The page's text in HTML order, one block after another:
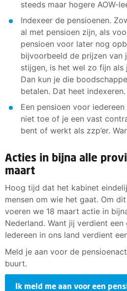
steeds maar hogere AOW-
Indexeer de pensioenen.
al met pensioen zijn, als
pensioen voor later nog
bijvoorbeeld de prijzen van
stijgen, is het wel zo fijn als
Dan kun je die
betalen. Dat heet indexeren.
Een pensioen voor
niet toe of je een vast
bent of werkt als zzp’er.
Acties in bijna alle
maart
Hoog tijd dat het kabinet
mensen om wie het gaat. Om
voeren we 18 maart actie in
Nederland. Want jij verdient een
Iedereen in ons land verdient
Meld je aan voor de
buurt.
Ik meld me aan voor een